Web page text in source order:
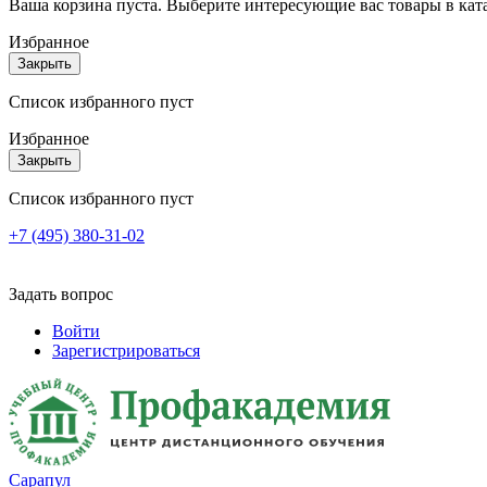
Ваша корзина пуста. Выберите интересующие вас товары в
Избранное
Закрыть
Список избранного пуст
Избранное
Закрыть
Список избранного пуст
+7 (495) 380-31-02
Задать вопрос
Войти
Зарегистрироваться
Сарапул